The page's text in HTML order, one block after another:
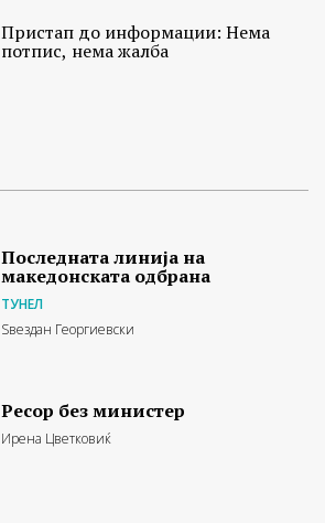
Пристап до информации: Нема
потпис, нема жалба
Последната линија на
македонската одбрана
ТУНЕЛ
Ѕвездан Георгиевски
Ресор без министер
Ирена Цветковиќ